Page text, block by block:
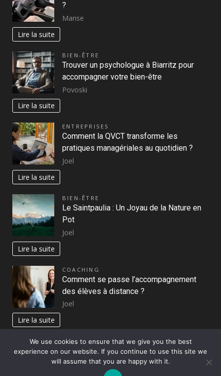
?
Marise
Lire la suite
BIEN-ÊTRE
Trouver un psychologue à Biarritz pour
accompagner votre bien-être
Povoski
Lire la suite
ENTREPRISES
Comment la QVCT transforme les
pratiques managériales au quotidien ?
Joel
Lire la suite
BIEN-ÊTRE
Le Saintpaulia : Un Joyau de la Nature en
Pot
Joel
Lire la suite
COACHING
Comment se passe l’accompagnement
des élèves à distance ?
Joel
Lire la suite
Copyright © All rights reserved.|DarkNews
themes
We use cookies to ensure that we give you the best
experience on our website. If you continue to use this site we
will assume that you are happy with it.